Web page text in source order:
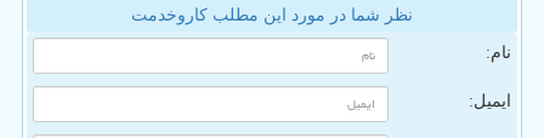
نظر شما در مورد این مطلب کاروخدمت
نام:
ایمیل: